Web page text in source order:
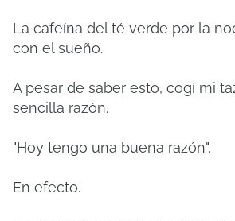
La cafeína del té verde por la
con el sueño.
A pesar de saber esto, cogí mi
sencilla razón.
"Hoy tengo una buena razón".
En efecto.